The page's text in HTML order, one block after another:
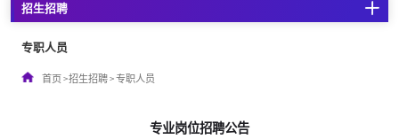
招生招聘
专职人员
首页>招生招聘>专职人员
专业岗位招聘公告